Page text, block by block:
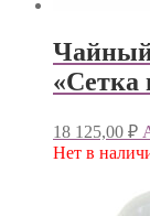
Чайный
«Сетка
18 125,00 ₽
Нет в